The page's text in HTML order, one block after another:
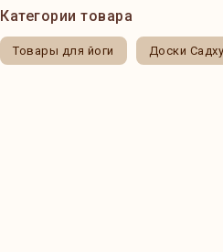
Категории товара
Товары для йоги Доски Садху